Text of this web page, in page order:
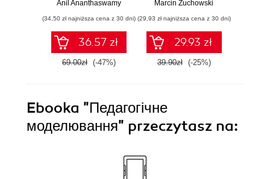
inteligencji
Anil Ananthaswamy
(34,50 zł najniższa cena z 30 dni)
36.57 zł
69.00zł (-47%)
Marcin Żuchowski
(29,93 zł najniższa cena z 30 dni)
29.93 zł
39.90zł (-25%)
Ebooka "Педагогічне
моделювання" przeczytasz na: